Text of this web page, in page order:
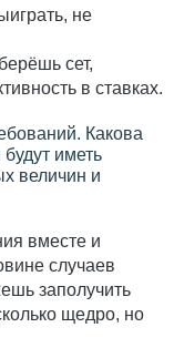
не
сет,
в ставках.
Какова
будут иметь
величин и
вместе и
случаев
заполучить
щедро, но